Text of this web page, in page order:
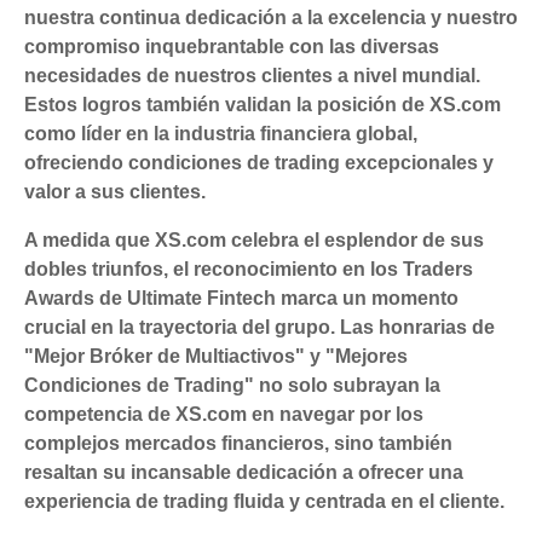
nuestra continua dedicación a la excelencia y nuestro
compromiso inquebrantable con las diversas
necesidades de nuestros clientes a nivel mundial.
Estos logros también validan la posición de XS.com
como líder en la industria financiera global,
ofreciendo condiciones de trading excepcionales y
valor a sus clientes.
A medida que XS.com celebra el esplendor de sus
dobles triunfos, el reconocimiento en los Traders
Awards de Ultimate Fintech marca un momento
crucial en la trayectoria del grupo. Las honrarias de
"Mejor Bróker de Multiactivos" y "Mejores
Condiciones de Trading" no solo subrayan la
competencia de XS.com en navegar por los
complejos mercados financieros, sino también
resaltan su incansable dedicación a ofrecer una
experiencia de trading fluida y centrada en el cliente.